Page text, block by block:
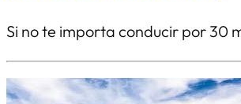
Si no te importa conducir por 30